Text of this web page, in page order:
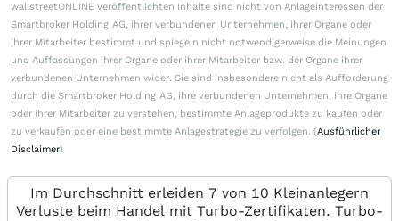
wallstreetONLINE veröffentlichten Inhalte sind nicht von Anlageinteressen der
Smartbroker Holding AG, ihrer verbundenen Unternehmen, ihrer Organe oder
ihrer Mitarbeiter bestimmt und spiegeln nicht notwendigerweise die Meinungen
und Auffassungen ihrer Organe oder ihrer Mitarbeiter bzw. der Organe ihrer
verbundenen Unternehmen wider. Sie sind insbesondere nicht als Aufforderung
durch die Smartbroker Holding AG, ihre verbundenen Unternehmen, ihre Organe
oder ihrer Mitarbeiter zu verstehen, bestimmte Anlageprodukte zu kaufen oder
zu verkaufen oder eine bestimmte Anlagestrategie zu verfolgen. (Ausführlicher
Disclaimer)
Im Durchschnitt erleiden 7 von 10 Kleinanlegern
Verluste beim Handel mit Turbo-Zertifikaten. Turbo-